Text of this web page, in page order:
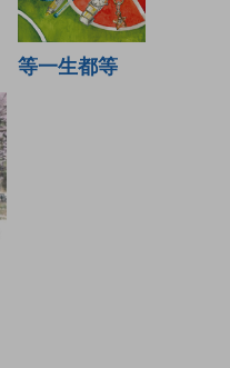
等一生都等